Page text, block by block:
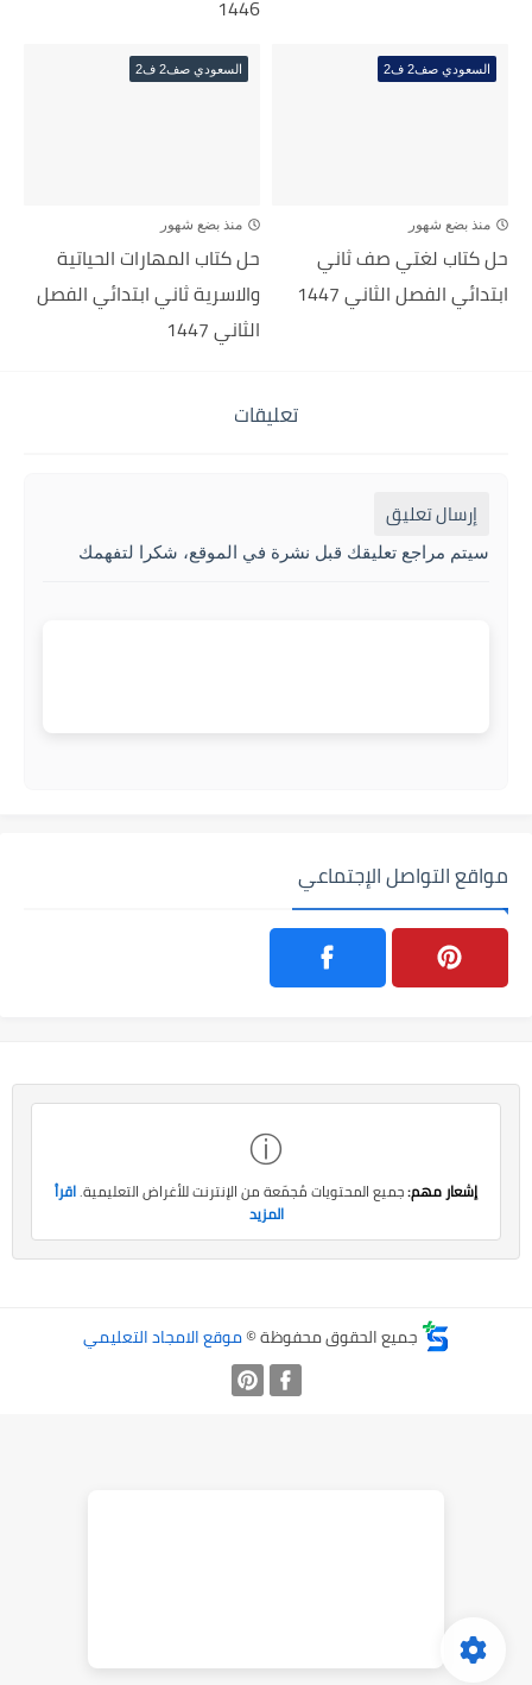
1446
السعودي صف2 ف2
منذ بضع شهور
حل كتاب لغتي صف ثاني
ابتدائي الفصل الثاني 1447
السعودي صف2 ف2
منذ بضع شهور
حل كتاب المهارات الحياتية
والاسرية ثاني ابتدائي الفصل
الثاني 1447
تعليقات
إرسال تعليق
سيتم مراجع تعليقك قبل نشرة في الموقع، شكرا لتفهمك
مواقع التواصل الإجتماعي
ⓘ
إشعار مهم:جميع المحتويات مُجمّعة من الإنترنت للأغراض التعليمية.اقرأ
المزيد
جميع الحقوق محفوظة ©موقع الامجاد التعليمي